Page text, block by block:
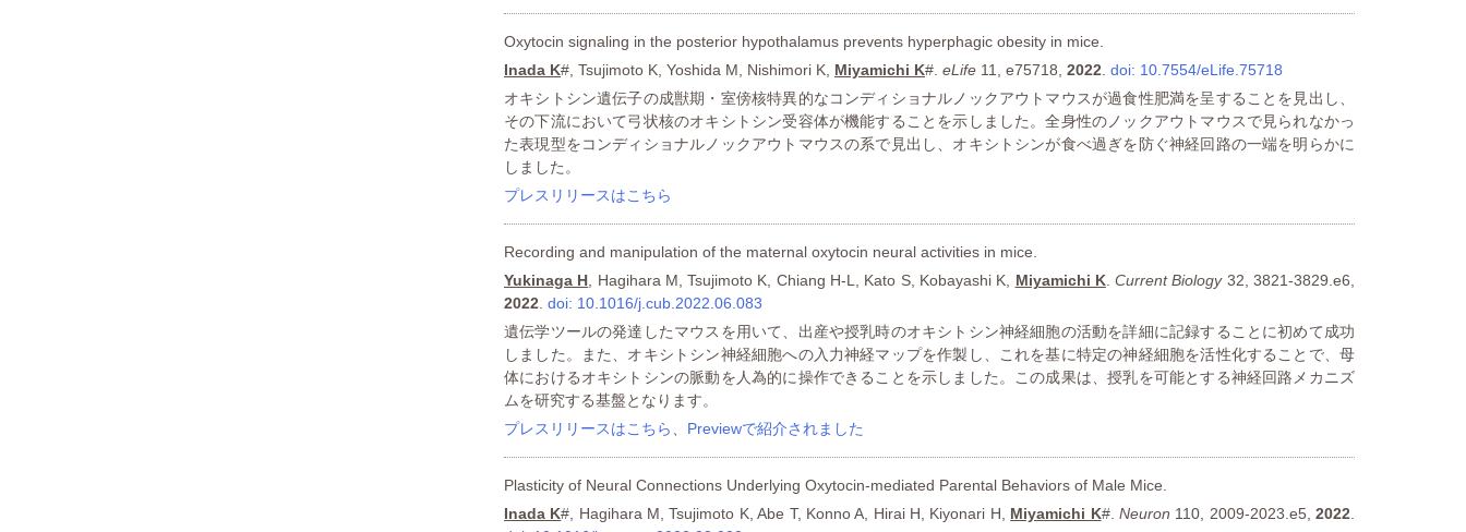
Oxytocin signaling in the posterior hypothalamus prevents hyperphagic obesity in mice.
Inada K#, Tsujimoto K, Yoshida M, Nishimori K, Miyamichi K#. eLife 11, e75718, 2022 doi: 10.7554/eLife.75718
オキシトシン遺伝子の成獣期・室傍核特異的なコンディショナルノックアウトマウスが過食性肥満を呈することを見出し、
その下流において弓状核のオキシトシン受容体が機能することを示しました。全身性のノックアウトマウスで見られなかっ
た表現型をコンディショナルノックアウトマウスの系で見出し、オキシトシンが食べ過ぎを防ぐ神経回路の一端を明らかに
しました。
プレスリリースはこちら
Recording and manipulation of the maternal oxytocin neural activities in mice.
Yukinaga H , Hagihara M, Tsujimoto K, Chiang H-L, Kato S, Kobayashi K, Miyamichi K.Current Biology32, 3821-3829.e6,
2022 doi: 10.1016/j.cub.2022.06.083
遺伝学ツールの発達したマウスを用いて、出産や授乳時のオキシトシン神経細胞の活動を詳細に記録することに初めて成功
しました。また、オキシトシン神経細胞への入力神経マップを作製し、これを基に特定の神経細胞を活性化することで、母
体におけるオキシトシンの脈動を人為的に操作できることを示しました。この成果は、授乳を可能とする神経回路メカニズ
ムを研究する基盤となります。
プレスリリースはこちら
Previewで紹介されました
Plasticity of Neural Connections Underlying Oxytocin-mediated Parental Behaviors of Male Mice.
Inada K#, Hagihara M, Tsujimoto K, Abe T, Konno A, Hirai H, Kiyonari H, Miyamichi K#. Neuron 110, 2009-2023.e5,2022